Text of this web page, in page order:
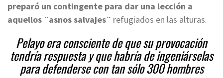
preparó un contingente para dar una lección a
aquellos ¨asnos salvajes¨ refugiados en las alturas.
Pelayo era consciente de que su provocación
tendría respuesta y que habría de ingeniárselas
para defenderse con tan sólo 300 hombres